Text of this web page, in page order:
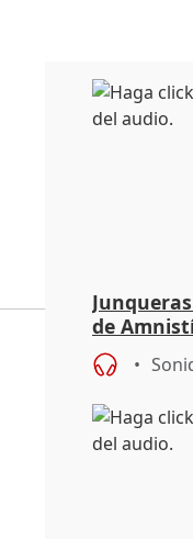
de
no hay